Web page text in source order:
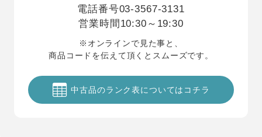
電話番号03-3567-3131
営業時間 10:30～19:30
※オンラインで見た事と、
商品コードを伝えて頂くとスムーズです。
中古品のランク表についてはコチラ